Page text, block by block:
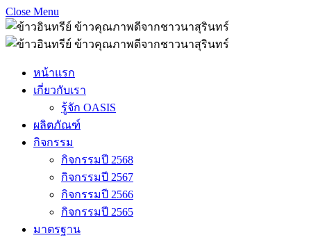
Close Menu
หน้าแรก
เกี่ยวกับเรา
รู้จัก OASIS
ผลิตภัณฑ์
กิจกรรม
กิจกรรมปี 2568
กิจกรรมปี 2567
กิจกรรมปี 2566
กิจกรรมปี 2565
มาตรฐาน